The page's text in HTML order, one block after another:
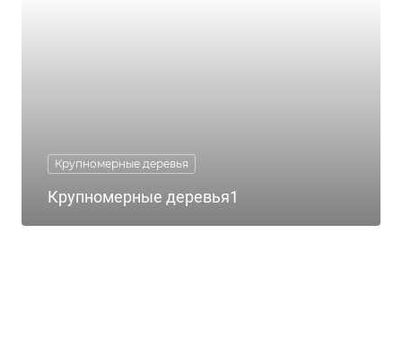
Крупномерные деревья
Крупномерные деревья1